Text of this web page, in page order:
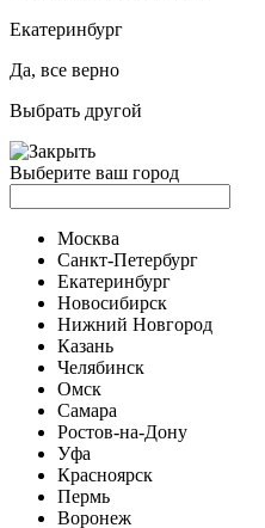
Екатеринбург
Да, все верно
Выбрать другой
Выберите ваш город
Москва
Санкт-Петербург
Екатеринбург
Новосибирск
Нижний Новгород
Казань
Челябинск
Омск
Самара
Ростов-на-Дону
Уфа
Красноярск
Пермь
Воронеж